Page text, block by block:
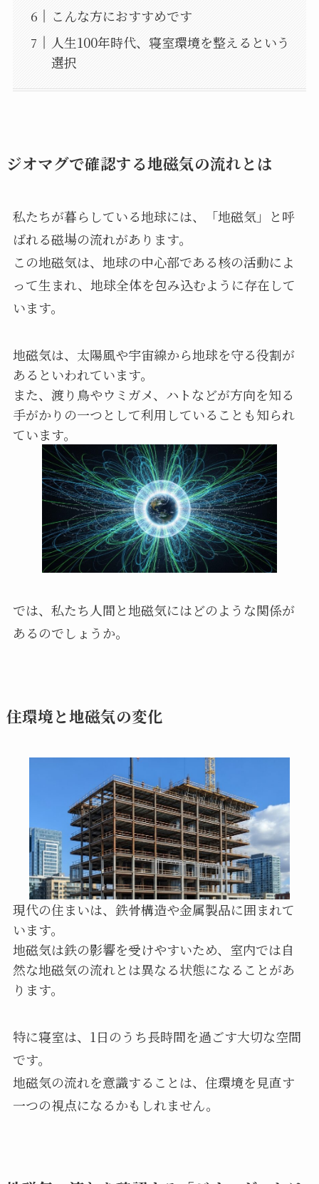
こんな方におすすめです
人生100年時代、寝室環境を整えるという
選択
ジオマグで確認する地磁気の流れとは
私たちが暮らしている地球には、「地磁気」と呼
ばれる磁場の流れがあります。
この地磁気は、地球の中心部である核の活動によ
って生まれ、地球全体を包み込むように存在して
います。
地磁気は、太陽風や宇宙線から地球を守る役割が
あるといわれています。
また、渡り鳥やウミガメ、ハトなどが方向を知る
手がかりの一つとして利用していることも知られ
ています。
では、私たち人間と地磁気にはどのような関係が
あるのでしょうか。
住環境と地磁気の変化
現代の住まいは、鉄骨構造や金属製品に囲まれて
います。
地磁気は鉄の影響を受けやすいため、室内では自
然な地磁気の流れとは異なる状態になることがあ
ります。
特に寝室は、1日のうち長時間を過ごす大切な空間
です。
地磁気の流れを意識することは、住環境を見直す
一つの視点になるかもしれません。